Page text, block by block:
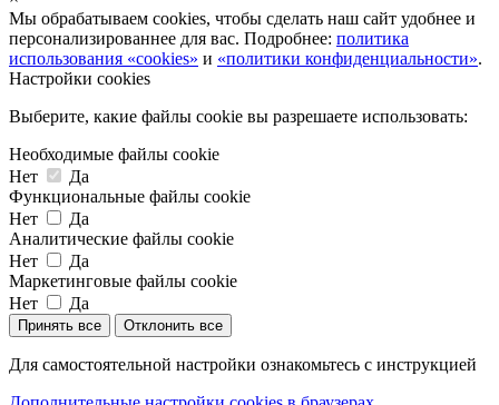
Мы обрабатываем cookies, чтобы сделать наш сайт удобнее и
персонализированнее для вас. Подробнее: политика
использования «cookies» и «политики конфиденциальности».
Настройки cookies
Выберите, какие файлы cookie вы разрешаете использовать:
Необходимые файлы cookie
Нет
Да
Функциональные файлы cookie
Нет
Да
Аналитические файлы cookie
Нет
Да
Маркетинговые файлы cookie
Нет
Да
Принять все Отклонить все
Для самостоятельной настройки ознакомьтесь с инструкцией